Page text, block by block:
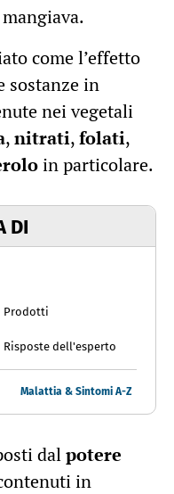
come l’effetto
sostanze in
nei vegetali
,nitrati,folati,
in particolare.
DI
Prodotti
Risposte dell'esperto
Malattia & Sintomi A-Z
dalpotere
in